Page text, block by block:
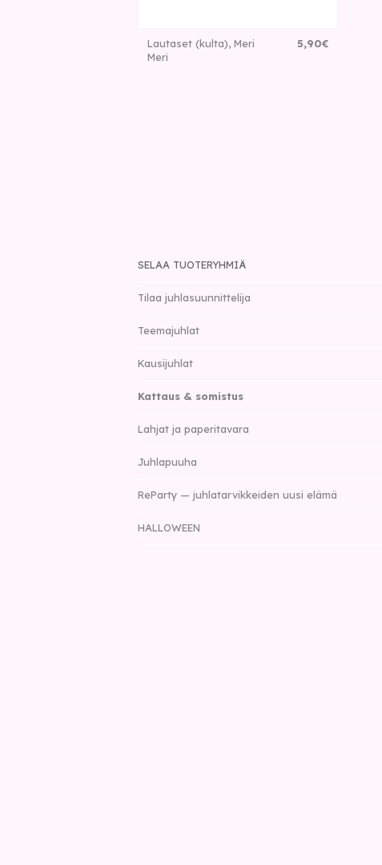
Lautaset (kulta), Meri
Meri
5,90€
SELAA TUOTERYHMIÄ
Tilaa juhlasuunnittelija
Teemajuhlat
Kausijuhlat
Kattaus & somistus
Lahjat ja paperitavara
Juhlapuuha
ReParty — juhlatarvikkeiden uusi elämä
HALLOWEEN